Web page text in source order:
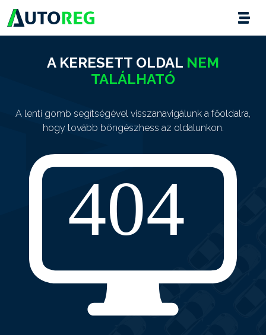
A KERESETT OLDAL NEM
TALÁLHATÓ
A lenti gomb segítségével visszanavigálunk a főoldalra,
hogy tovább böngészhess az oldalunkon.